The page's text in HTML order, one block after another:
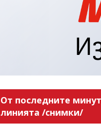
От последните
линията /снимки/